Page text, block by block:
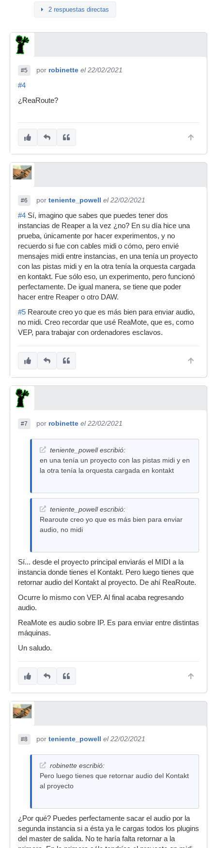
2 respuestas directas
#5 por robinette el 22/02/2021
#4
¿ReaRoute?
#6 por teniente_powell el 22/02/2021
#4 Sí, imagino que sabes que puedes tener dos
instancias de Reaper a la vez ¿no? En su día hice una
prueba, únicamente por hacer experimentos, y no
recuerdo si fue con cables midi o cómo, pero envié
mensajes midi entre instancias, en una tenía un proyecto
con las pistas midi y en la otra tenía la orquesta cargada
en kontakt. Fue sólo eso, un experimento, pero funcionó
perfectamente. De igual manera, se tiene que poder
hacer entre Reaper o otro DAW.
#5 Rearoute creo yo que es más bien para enviar audio,
no midi. Creo recordar que usé ReaMote, que es, como
VEP, para trabajar con ordenadores esclavos.
#7 por robinette el 22/02/2021
teniente_powell escribió:
en una tenía un proyecto con las pistas midi y en
la otra tenía la orquesta cargada en kontakt
teniente_powell escribió:
Rearoute creo yo que es más bien para enviar
audio, no midi
Sí... desde el proyecto principal enviarás el MIDI a la
instancia donde tienes el Kontakt. Pero luego tienes que
retornar audio del Kontakt al proyecto. De ahí ReaRoute.
Ocurre lo mismo con VEP. Al final acaba regresando
audio.
ReaMote es audio sobre IP. Es para enviar entre distintas
máquinas.
Un saludo.
#8 por teniente_powell el 22/02/2021
robinette escribió:
Pero luego tienes que retornar audio del Kontakt
al proyecto
¿Por qué? Puedes perfectamente sacar el audio por la
segunda instancia si a ésta ya le cargas todos los plugins
del master de salida. No te haría falta retornar a la